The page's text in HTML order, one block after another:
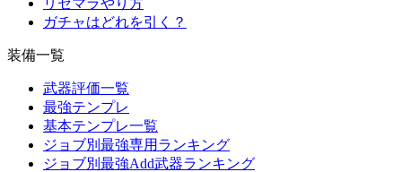
リセマラやり方
ガチャはどれを引く？
装備一覧
武器評価一覧
最強テンプレ
基本テンプレ一覧
ジョブ別最強専用ランキング
ジョブ別最強Add武器ランキング